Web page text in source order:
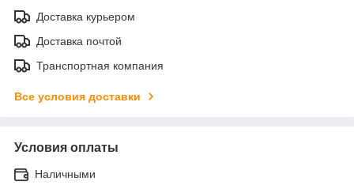
Доставка курьером
Доставка почтой
Транспортная компания
Все условия доставки
Условия оплаты
Наличными